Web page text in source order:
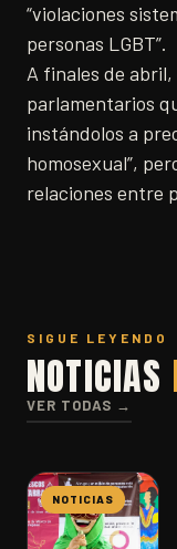
“violaciones
personas LGBT”.
A finales de
parlamentarios
instándolos a
homosexual”,
relaciones entre
SIGUE LEYENDO
NOTICIAS
VER TODAS →
NOTICIAS